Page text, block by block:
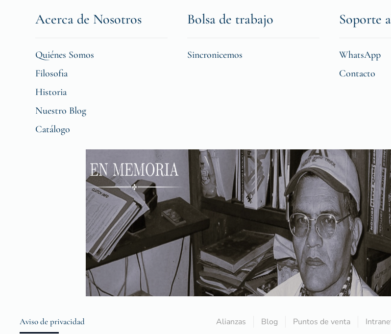
Acerca de Nosotros
Quiénes Somos
Filosofia
Historia
Nuestro Blog
Catálogo
Bolsa de trabajo
Sincronicemos
Soporte
WhatsApp
Contacto
Aviso de privacidad Alianzas Blog Puntos de venta